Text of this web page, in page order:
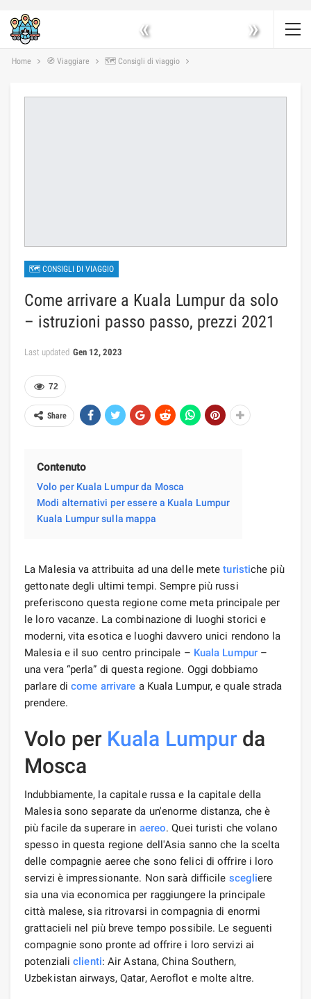
« »
Home 🧭 Viaggiare 🗺 Consigli di viaggio
🗺 CONSIGLI DI VIAGGIO
Come arrivare a Kuala Lumpur da solo
– istruzioni passo passo, prezzi 2021
Last updated Gen 12, 2023
72
Share
Contenuto
Volo per Kuala Lumpur da Mosca
Modi alternativi per essere a Kuala Lumpur
Kuala Lumpur sulla mappa
La Malesia va attribuita ad una delle meteturistiche più
gettonate degli ultimi tempi. Sempre più russi
preferiscono questa regione come meta principale per
le loro vacanze. La combinazione di luoghi storici e
moderni, vita esotica e luoghi davvero unici rendono la
Malesia e il suo centro principale – Kuala Lumpur–
una vera “perla” di questa regione. Oggi dobbiamo
parlare dicome arrivare a Kuala Lumpur, e quale strada
prendere.
Volo per Kuala Lumpur da
Mosca
Indubbiamente, la capitale russa e la capitale della
Malesia sono separate da un'enorme distanza, che è
più facile da superare in aereo. Quei turisti che volano
spesso in questa regione dell'Asia sanno che la scelta
delle compagnie aeree che sono felici di offrire i loro
servizi è impressionante. Non sarà difficile scegliere
sia una via economica per raggiungere la principale
città malese, sia ritrovarsi in compagnia di enormi
grattacieli nel più breve tempo possibile. Le seguenti
compagnie sono pronte ad offrire i loro servizi ai
potenzialiclienti: Air Astana, China Southern,
Uzbekistan airways, Qatar, Aeroflot e molte altre.